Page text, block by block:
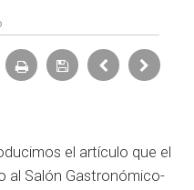
el artículo que el
al Salón Gastronómico-